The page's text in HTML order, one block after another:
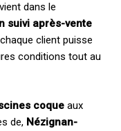
dans le
suivi après-vente
client puisse
conditions tout au
coqueaux
de, Nézignan-